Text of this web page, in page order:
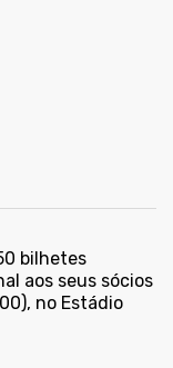
bilhetes
aos seus sócios
no Estádio